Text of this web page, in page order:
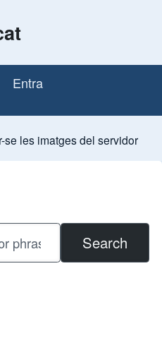
Menú del compte
Entra
se les imatges del servidor